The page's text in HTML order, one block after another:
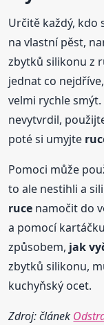
Určitě každý, kdo
na vlastní pěst,
zbytků silikonu z
jednat co
velmi rychle
nevytvrdil,
poté si umyjte
Pomoci může
to ale nestihli a
ruce namočit do
a pomocí
způsobem, jak
zbytků silikonu,
kuchyňský ocet.
Zdroj: článek